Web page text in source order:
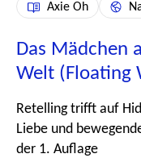
Axie Oh
Das Mädchen
Welt (Floating
Retelling trifft auf
Liebe und
der 1. Auflage